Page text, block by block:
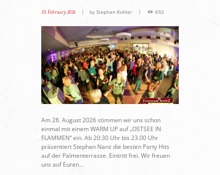
10. February 2026 by Stephan Kohler 692
Am 28. August 2026 stimmen wir uns schon
einmal mit einem WARM UP auf „OSTSEE IN
FLAMMEN“ ein. Ab 20:30 Uhr bis 23.00 Uhr
präsentiert Stephan Nanz die besten Party Hits
auf der Palmenterrasse. Eintritt frei. Wir freuen
uns auf Euren...